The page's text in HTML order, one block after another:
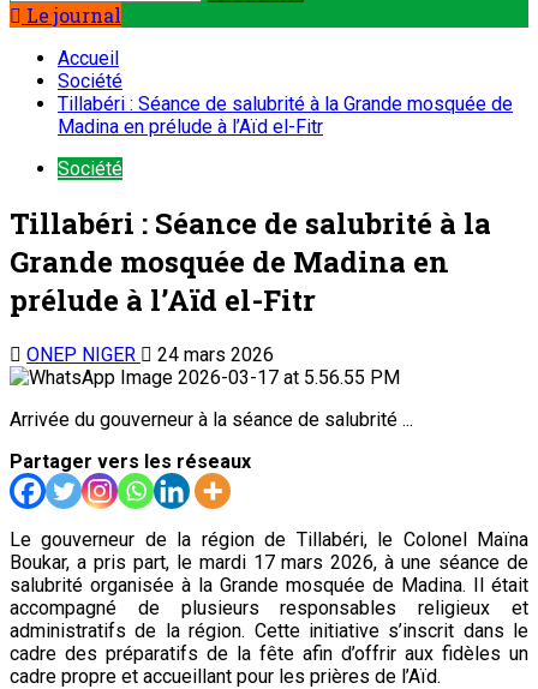
Le journal
Accueil
Société
Tillabéri : Séance de salubrité à la Grande mosquée de
Madina en prélude à l’Aïd el-Fitr
Société
Tillabéri : Séance de salubrité à la
Grande mosquée de Madina en
prélude à l’Aïd el-Fitr
ONEP NIGER 24 mars 2026
Arrivée du gouverneur à la séance de salubrité ...
Partager vers les réseaux
Le gouverneur de la région de Tillabéri, le Colonel Maïna
Boukar, a pris part, le mardi 17 mars 2026, à une séance de
salubrité organisée à la Grande mosquée de Madina. Il était
accompagné de plusieurs responsables religieux et
administratifs de la région. Cette initiative s’inscrit dans le
cadre des préparatifs de la fête afin d’offrir aux fidèles un
cadre propre et accueillant pour les prières de l’Aïd.